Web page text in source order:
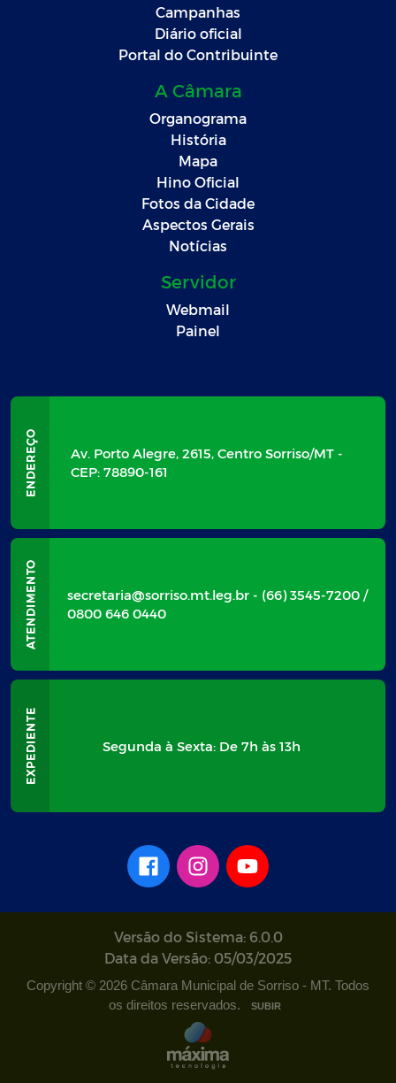
Campanhas
Diário oficial
Portal do Contribuinte
A Câmara
Organograma
História
Mapa
Hino Oficial
Fotos da Cidade
Aspectos Gerais
Notícias
Servidor
Webmail
Painel
Av. Porto Alegre, 2615, Centro Sorriso/MT -
CEP: 78890-161
secretaria@sorriso.mt.leg.br - (66) 3545-7200 /
0800 646 0440
Segunda à Sexta: De 7h às 13h
Versão do Sistema: 6.0.0
Data da Versão: 05/03/2025
Copyright © 2026 Câmara Municipal de Sorriso - MT. Todos
os direitos reservados.
SUBIR